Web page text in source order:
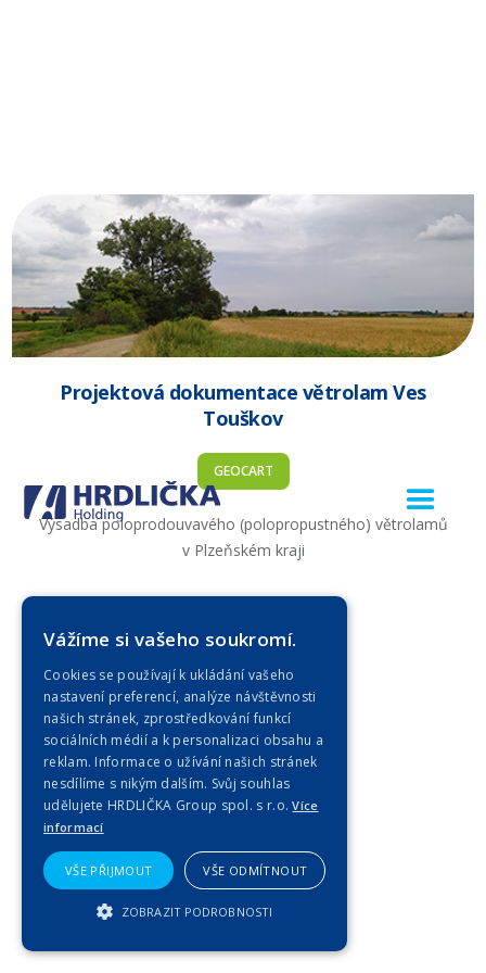
Projektová dokumentace větrolam Ves
Touškov
GEOCART
Výsadba poloprodouvavého (polopropustného) větrolamů
v Plzeňském kraji
Vážíme si vašeho soukromí.
Cookies se používají k ukládání vašeho
nastavení preferencí, analýze návštěvnosti
našich stránek, zprostředkování funkcí
sociálních médií a k personalizaci obsahu a
reklam. Informace o užívání našich stránek
nesdílíme s nikým dalším. Svůj souhlas
udělujete HRDLIČKA Group spol. s r.o.Více
informací
VŠE PŘIJMOUT VŠE ODMÍTNOUT
ZOBRAZIT PODROBNOSTI
NEZBYTNĚ NUTNÉ SOUBORY